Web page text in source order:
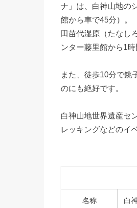
ナ」は、白神山地の
館から車で45分）。
田苗代湿原（たなし
ンター藤里館から1
また、徒歩10分で銚
のにも絶好です。
白神山地世界遺産セ
レッキングなどのイ
名称 白